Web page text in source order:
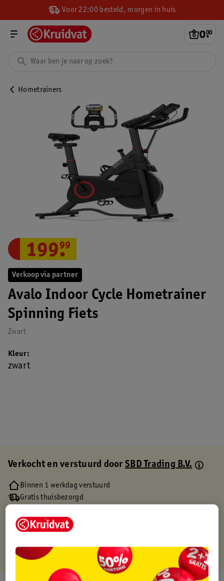
Voor 22:00 besteld, morgen in huis
0.
00
Hometrainers
Verkoop via partner
Avalo Indoor Cycle Hometrainer
Spinning Fiets
Zwart
199.
99
Kleur
zwart
Verkocht en verstuurd doorSBD Trading B.V.
Binnen 1 werkdag verstuurd
Gratis thuisbezorgd
Gratis punten met je Kruidvat kaart